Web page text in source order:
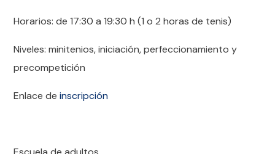
Horarios: de 17:30 a 19:30 h (1 o 2 horas de tenis)
Niveles: minitenios, iniciación, perfeccionamiento y
precompetición
Enlace deinscripción